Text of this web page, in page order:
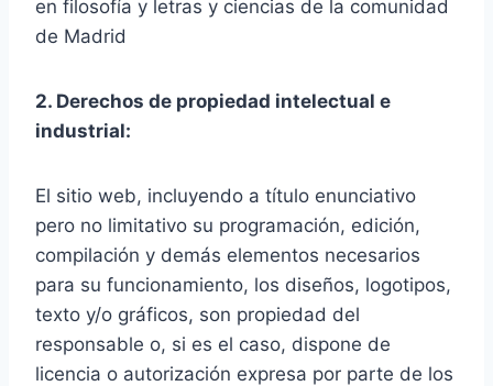
en filosofía y letras y ciencias de la comunidad
de Madrid
2. Derechos de propiedad intelectual e
industrial:
El sitio web, incluyendo a título enunciativo
pero no limitativo su programación, edición,
compilación y demás elementos necesarios
para su funcionamiento, los diseños, logotipos,
texto y/o gráficos, son propiedad del
responsable o, si es el caso, dispone de
licencia o autorización expresa por parte de los